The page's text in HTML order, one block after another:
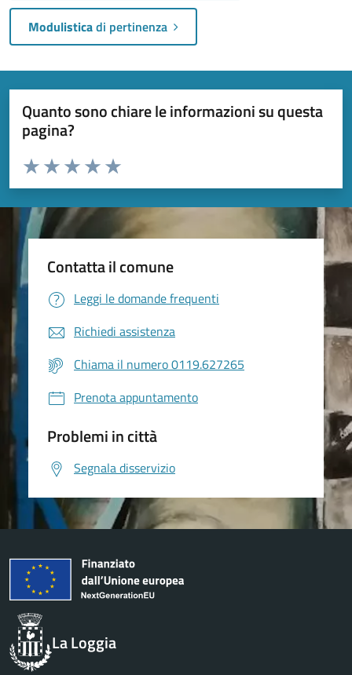
Modulisticadi pertinenza
Quanto sono chiare le informazioni su questa
pagina?
Valuta da 1 a 5 stelle la pagina
Valuta 5 stelle su 5
Valuta 4 stelle su 5
Valuta 3 stelle su 5
Valuta 2 stelle su 5
Valuta 1 stelle su 5
Contatta il comune
Leggi le domande frequenti
Richiedi assistenza
Chiama il numero 0119.627265
Prenota appuntamento
Problemi in città
Segnala disservizio
La Loggia